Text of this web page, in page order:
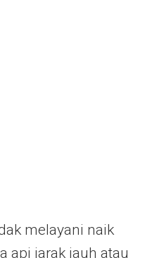
melayani naik
api jarak jauh atau